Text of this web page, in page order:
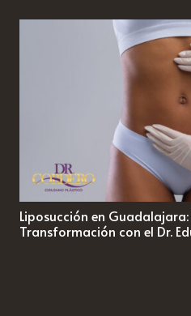
Liposucción en Guadalajara:
Transformación con el Dr.